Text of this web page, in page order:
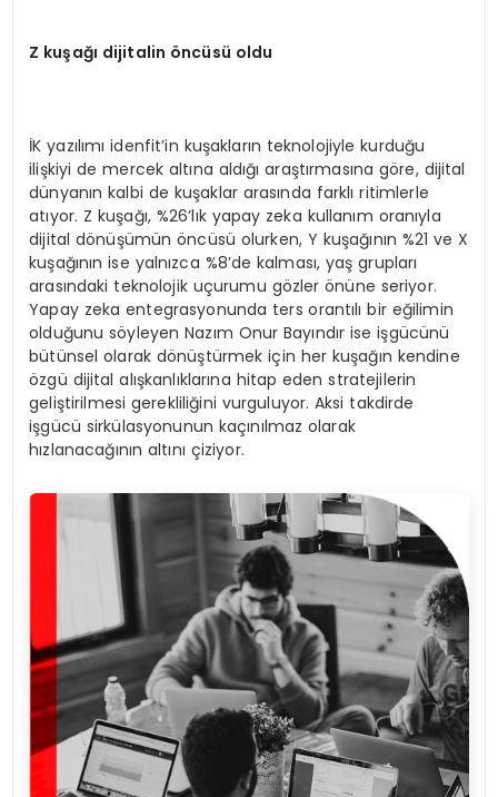
Z kuşağı dijitalin öncüsü oldu
İK yazılımı idenfit’in kuşakların teknolojiyle kurduğu
ilişkiyi de mercek altına aldığı araştırmasına göre, dijital
dünyanın kalbi de kuşaklar arasında farklı ritimlerle
atıyor. Z kuşağı, %26’lık yapay zeka kullanım oranıyla
dijital dönüşümün öncüsü olurken, Y kuşağının %21 ve X
kuşağının ise yalnızca %8’de kalması, yaş grupları
arasındaki teknolojik uçurumu gözler önüne seriyor.
Yapay zeka entegrasyonunda ters orantılı bir eğilimin
olduğunu söyleyen Nazım Onur Bayındır ise işgücünü
bütünsel olarak dönüştürmek için her kuşağın kendine
özgü dijital alışkanlıklarına hitap eden stratejilerin
geliştirilmesi gerekliliğini vurguluyor. Aksi takdirde
işgücü sirkülasyonunun kaçınılmaz olarak
hızlanacağının altını çiziyor.